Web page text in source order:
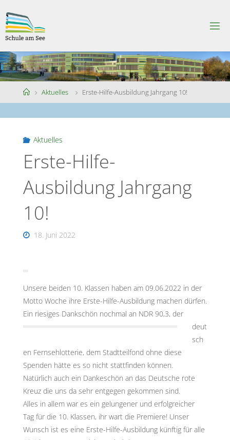
to
content
CHU
LEA
MS
EE
HomeAktuelles Erste-Hilfe-Ausbildung Jahrgang 10!
Aktuelles
Erste-Hilfe-
Ausbildung Jahrgang
10!
18. Juni 2022
Unsere beiden 10. Klassen haben am 09.06.2022 in der
Motto Woche ihre Erste-Hilfe-Ausbildung machen dürfen.
Ein riesiges Dankschön nochmal an NDR 90,3, der
deut
sch
en Fernsehlotterie, dem Stadtteilfond ohne diese
Spenden hätte es so nicht stattfinden können.
Natürlich auch ein Dankeschön an das Deutsche rote
Kreuz die uns da sehr entgegen gekommen sind.
Alles in allem war es ein gelungener und erfolgreicher
Tag für die 10. Klassen, ihr wart die Premiere! Unser
Wunsch ist es eine Erste-Hilfe-Ausbildung künftig für alle